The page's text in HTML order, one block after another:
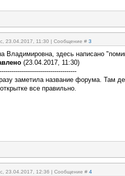
23.04.2017, 11:30 | Сообщение # 3
Владимировна, здесь написано
(23.04.2017, 11:30)
заметила название форума. Там
все правильно.
23.04.2017, 12:36 | Сообщение # 4